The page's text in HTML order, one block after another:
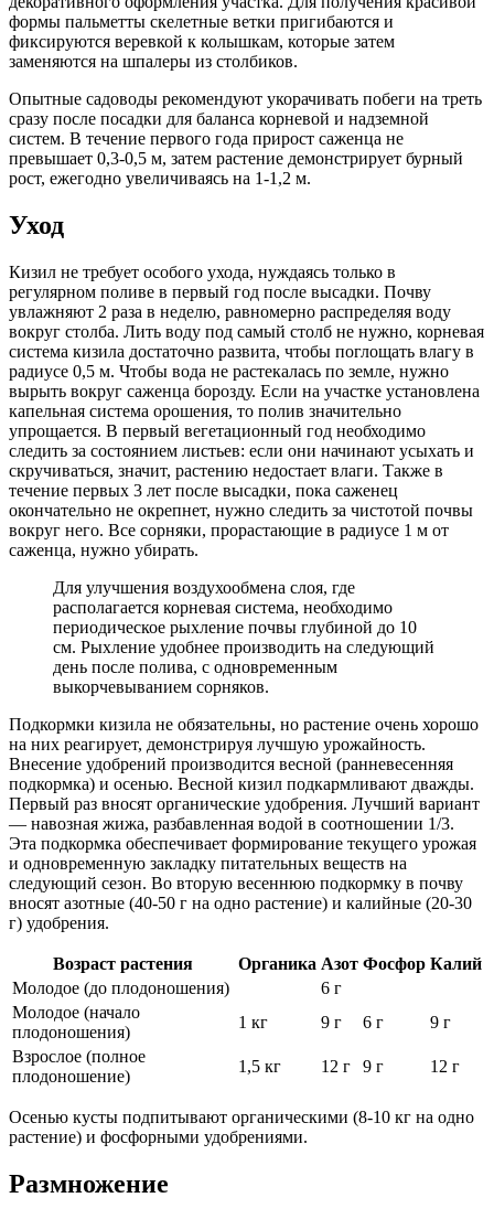
формы пальметты скелетные ветки пригибаются и
фиксируются веревкой к колышкам, которые затем
заменяются на шпалеры из столбиков.
Опытные садоводы рекомендуют укорачивать побеги на треть
сразу после посадки для баланса корневой и надземной
систем. В течение первого года прирост саженца не
превышает 0,3-0,5 м, затем растение демонстрирует бурный
рост, ежегодно увеличиваясь на 1-1,2 м.
Уход
Кизил не требует особого ухода, нуждаясь только в
регулярном поливе в первый год после высадки. Почву
увлажняют 2 раза в неделю, равномерно распределяя воду
вокруг столба. Лить воду под самый столб не нужно, корневая
система кизила достаточно развита, чтобы поглощать влагу в
радиусе 0,5 м. Чтобы вода не растекалась по земле, нужно
вырыть вокруг саженца борозду. Если на участке установлена
капельная система орошения, то полив значительно
упрощается. В первый вегетационный год необходимо
следить за состоянием листьев: если они начинают усыхать и
скручиваться, значит, растению недостает влаги. Также в
течение первых 3 лет после высадки, пока саженец
окончательно не окрепнет, нужно следить за чистотой почвы
вокруг него. Все сорняки, прорастающие в радиусе 1 м от
саженца, нужно убирать.
Для улучшения воздухообмена слоя, где
располагается корневая система, необходимо
периодическое рыхление почвы глубиной до 10
см. Рыхление удобнее производить на следующий
день после полива, с одновременным
выкорчевыванием сорняков.
Подкормки кизила не обязательны, но растение очень хорошо
на них реагирует, демонстрируя лучшую урожайность.
Внесение удобрений производится весной (ранневесенняя
подкормка) и осенью. Весной кизил подкармливают дважды.
Первый раз вносят органические удобрения. Лучший вариант
— навозная жижа, разбавленная водой в соотношении 1/3.
Эта подкормка обеспечивает формирование текущего урожая
и одновременную закладку питательных веществ на
следующий сезон. Во вторую весеннюю подкормку в почву
вносят азотные (40-50 г на одно растение) и калийные (20-30
г) удобрения.
Возраст растения Органика Азот Фосфор Калий
Молодое (до плодоношения)
6 г
Молодое (начало
плодоношения)
1 кг 9 г 6 г
9 г
Взрослое (полное
плодоношение)
1,5 кг 12 г 9 г 12 г
Осенью кусты подпитывают органическими (8-10 кг на одно
растение) и фосфорными удобрениями.
Размножение